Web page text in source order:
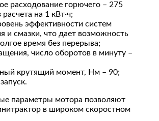
расходование горючего – 275
на 1 кВт·ч;
эффективности систем
и смазки, что дает возможность
время без перерыва;
число оборотов в минуту –
крутящий момент, Нм – 90;
параметры мотора позволяют
в широком скоростном